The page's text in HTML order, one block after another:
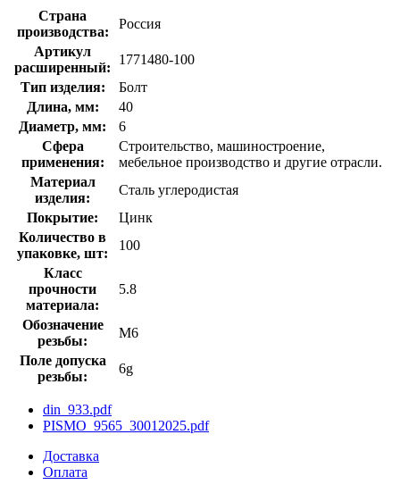
Страна
производства:
Россия
Артикул
расширенный:
1771480-100
Тип изделия:
Болт
Длина, мм:
40
Диаметр, мм:
6
Сфера
применения:
Строительство, машиностроение,
мебельное производство и другие отрасли.
Материал
изделия:
Сталь углеродистая
Покрытие:
Цинк
Количество в
упаковке, шт:
100
Класс
прочности
материала:
5.8
Обозначение
резьбы:
М6
Поле допуска
резьбы:
6g
din_933.pdf
PISMO_9565_30012025.pdf
Доставка
Оплата